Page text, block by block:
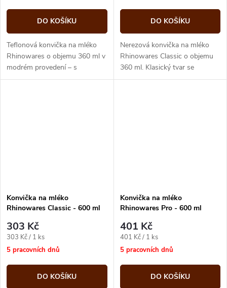
DO KOŠÍKU
Teflonová konvička na mléko
Rhinowares o objemu 360 ml v
modrém provedení – s
nepřilnavým povrchem pro
DO KOŠÍKU
Nerezová konvička na mléko
Rhinowares Classic o objemu
360 ml. Klasický tvar se
zobáčkem pro šlehání mléčné
Konvička na mléko
Rhinowares Classic - 600 ml
303 Kč
Měrná
cena:
303 Kč / 1 ks
5 pracovních dnů
DO KOŠÍKU
Konvička na mléko
Rhinowares Pro - 600 ml
401 Kč
Měrná
cena:
401 Kč / 1 ks
5 pracovních dnů
DO KOŠÍKU